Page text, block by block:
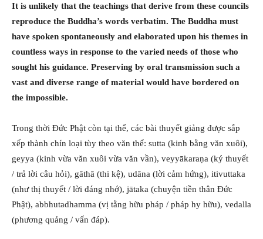
It is unlikely that the teachings that derive from these councils
reproduce the Buddha’s words verbatim. The Buddha must
have spoken spontaneously and elaborated upon his themes in
countless ways in response to the varied needs of those who
sought his guidance. Preserving by oral transmission such a
vast and diverse range of material would have bordered on
the impossible.
Trong thời Đức Phật còn tại thế, các bài thuyết giảng được sắp
xếp thành chín loại tùy theo văn thể: sutta (kinh bằng văn xuôi),
geyya (kinh vừa văn xuôi vừa văn vần), veyyākaraṇa (ký thuyết
/ trả lời câu hỏi), gāthā (thi kệ), udāna (lời cảm hứng), itivuttaka
(như thị thuyết / lời đáng nhớ), jātaka (chuyện tiền thân Đức
Phật), abbhutadhamma (vị tằng hữu pháp / pháp hy hữu), vedalla
(phương quảng / vấn đáp).